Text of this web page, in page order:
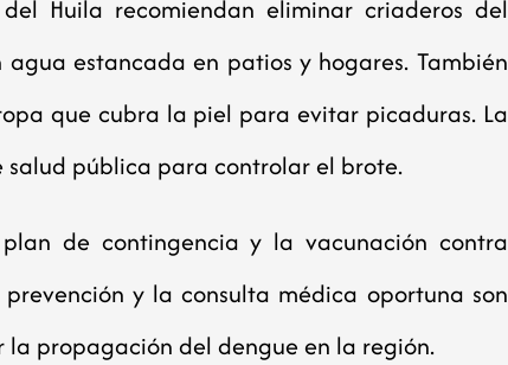
Huila recomiendan eliminar criaderos del
estancada en patios y hogares. También
que cubra la piel para evitar picaduras. La
pública para controlar el brote.
de contingencia y la vacunación contra
y la consulta médica oportuna son
propagación del dengue en la región.